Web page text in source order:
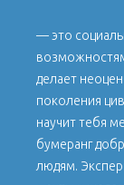
— это
делает
поколения
научит тебя
бумеранг
людям.